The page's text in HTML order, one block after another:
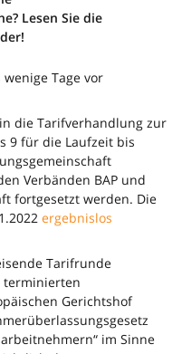
Lesen Sie die
Tage vor
die Tarifverhandlung zur
9 für die Laufzeit bis
Verbänden BAP und
fortgesetzt werden. Die
ergebnislos
Tarifrunde
terminierten
Gerichtshof
im Sinne